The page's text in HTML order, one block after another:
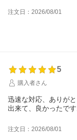
注文日：2026/08/01
5
購入者さん
迅速な対応、ありが
出来て、良かったです
注文日：2026/08/01